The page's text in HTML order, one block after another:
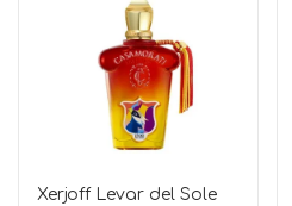
Xerjoff Levar del Sole